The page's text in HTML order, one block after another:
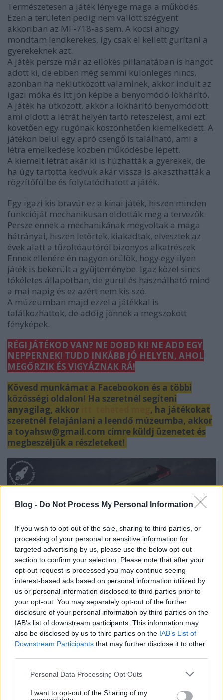
Blog - Do Not Process My Personal Information
If you wish to opt-out of the sale, sharing to third parties, or
processing of your personal or sensitive information for
targeted advertising by us, please use the below opt-out
section to confirm your selection. Please note that after your
opt-out request is processed you may continue seeing
interest-based ads based on personal information utilized by
us or personal information disclosed to third parties prior to
your opt-out. You may separately opt-out of the further
disclosure of your personal information by third parties on the
IAB’s list of downstream participants. This information may
also be disclosed by us to third parties on the IAB’s List of
Downstream Participants that may further disclose it to other
Please note that this website/app uses one or more Google
not limited to your visit or usage behaviour. You may click to
Personal Data Processing Opt Outs
I want to opt-out of the Sharing of my
Természetesen a játék lényege maga a működés.
Ezen a területen pedig nem vallott szégyent
akkoriban az MF-718-as sem. A kocsi ahogy
mondtam lendkerekes, így csak el kellett gurítani a
gyerekeknek azt.
A játék persze már az ellökés pillanatában is hangot
adott ki, de ebben még semmi különleges nincs,
azonban ha nekiütközött valaminek, akkor indult az
igazi móka és itt jön képbe a benyomódó lökhárító.
A játék ha ütközött, akkor a lökhárító benyomódott
ami oldott a létrát helyén tartó reteszelést, ami ezt
követően egy rugónak köszönhetően kiemelkedett. A
játékon belül egy apró csengő is található, ami a
létra emelkedése közben működésbe lépett.
A kiemelt létrát akár ki is húzhatták a gyerekek, de
ha úgy tartotta kedvük akár vissza is akaszthatták a
rögzítőfülbe és folytatódhatott a játék.
Egy igazi kis bravúr ez a kínai játék, hiszen minden
funkcióját mechanikusan oldották meg a tervezők.
Persze ennek a mechanikának megvoltak a maga
hátrányai, hiszen letörtek, kiakadtak, elvesztek az
évek alatt a tűzoltóautóról bizonyos alkatrészek
Ennek ellenére én nagyon örülök, hogy egy ilyen
játék is bekerült a gyűjteménybe. Igaz közel sincs
tökéletes állapotban, de gurul és használható mind
a mai napig és ez azért nem kis szó.
A múzeumban majd ezzel a játékkal is
találkozhattok, de addig jönnek a megszokott
fényképek.
RÉGI JÁTÉKOD VAN? NE DOBD KI! NE ADD EGY
NEPPERNEK! TUDD INKÁBB JÓ HELYEN, AHOL
MEGŐRZIK ÉS VIGYÁZNAK RÁ!
Kövesd munkámat a Facebookon és a többi
közösségi oldalon! Ha szeretnél segíteni
anyagilag, akkor
, ha játékokat
szeretnél felajánlani a leendő múzeumba, akkor
a toyahsw@gmail.com címre küldj üzenetet és
megbeszéljük a részleteket!